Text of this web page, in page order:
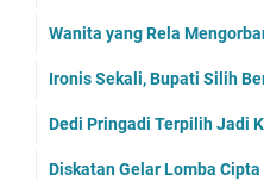
Wanita yang Rela
Ironis Sekali, Bupati Silih
Dedi Pringadi Terpilih Jadi
Diskatan Gelar Lomba